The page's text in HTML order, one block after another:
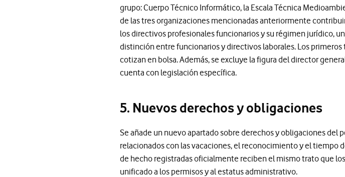
grupo: Cuerpo Técnico Informático, la Escala Técnica
de las tres organizaciones mencionadas anteriormente
los directivos profesionales funcionarios y su régimen jurídico,
distinción entre funcionarios y directivos laborales. Los
cotizan en bolsa. Además, se excluye la figura del director
cuenta con legislación específica.
5. Nuevos derechos y obligaciones
Se añade un nuevo apartado sobre derechos y obligaciones del
relacionados con las vacaciones, el reconocimiento y el tiempo
de hecho registradas oficialmente reciben el mismo trato que
unificado a los permisos y al estatus administrativo.